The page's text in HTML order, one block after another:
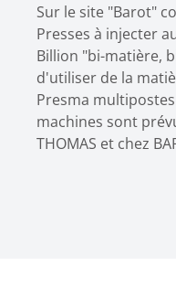
Sur le site "Barot"
Presses à injecter
Billion "bi-matière,
d'utiliser de la
Presma
machines sont
THOMAS et chez